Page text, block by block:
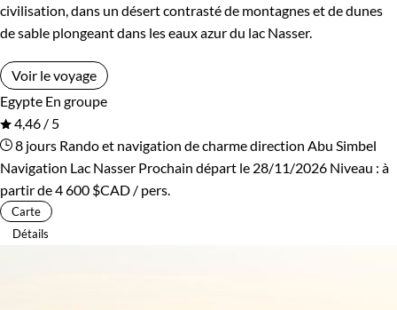
civilisation, dans un désert contrasté de montagnes et de dunes
de sable plongeant dans les eaux azur du lac Nasser.
Voir le voyage
Egypte En groupe
4,46 / 5
8 jours Rando et navigation de charme direction Abu Simbel
Navigation Lac Nasser Prochain départ le 28/11/2026 Niveau : à
partir de4 600 $CAD / pers.
Carte
Détails